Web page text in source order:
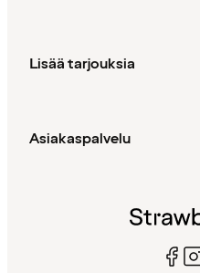
Lisää tarjouksia
Asiakaspalvelu